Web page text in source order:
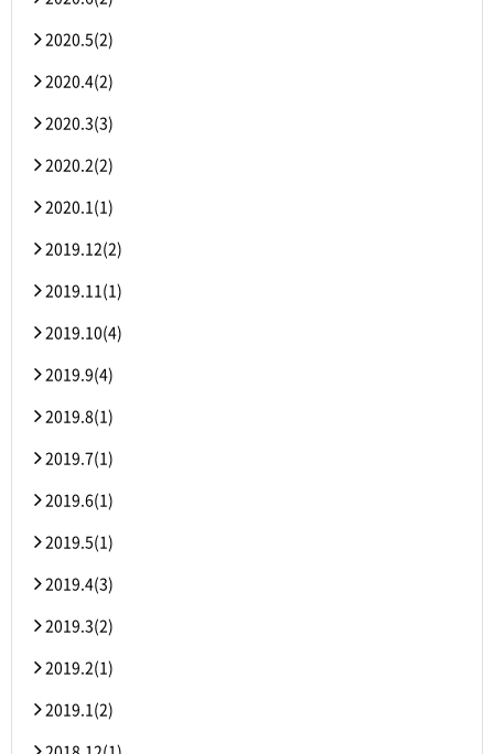
2020.5(2)
2020.4(2)
2020.3(3)
2020.2(2)
2020.1(1)
2019.12(2)
2019.11(1)
2019.10(4)
2019.9(4)
2019.8(1)
2019.7(1)
2019.6(1)
2019.5(1)
2019.4(3)
2019.3(2)
2019.2(1)
2019.1(2)